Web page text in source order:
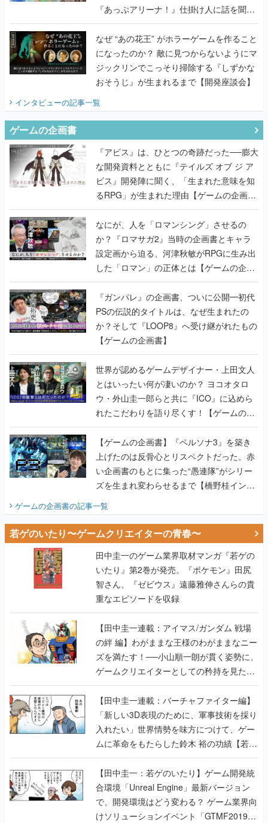
『あっぷアリーナ！』仕掛け人に話を聞い
てみた
なぜ “あの花王” がホラーゲームを作ること
になったのか？ 敵に見つからないようにマ
ジックリンでこっそり掃除する『しずかな
おそうじ』が生まれるまで【開発座談会】
インタビューの記事一覧
ゲームの企画書
『アビス』は、ひとつの奇跡だった──膨大
な開発資料とともに『テイルズ オブ ジ ア
ビス』開発陣に聞く、「生まれた意味を知
るRPG」が生まれた理由【ゲームの企画
書】
なにが、人を「ロマンシング」させるの
か？『ロマサガ2』当時の企画書とキャラ
設定画から迫る、河津秋敏がRPGに生み出
した「ロマン」の正体とは【ゲームの企画
書】
『ガンパレ』の企画書、ついに公開━初代
PSの伝説的タイトルは、なぜ生まれたの
か？そして『LOOP8』へ受け継がれたもの
【ゲームの企画書】
世界が認めるゲームデザイナー・上田文人
とはいったい何が凄いのか？ ヨコオタロ
ウ・外山圭一郎らと共に『ICO』に込めら
れたこだわりを語り尽くす！【ゲームの企
画書】
【ゲームの企画書】『ペルソナ3』を築き
上げたのは反骨心とリスペクトだった。赤
い企画書のもとに集った“愚連隊”がシリー
ズを生まれ変わらせるまで【橋野桂インタ
ビュー】
ゲームの企画書の記事一覧
若ゲのいたり〜ゲームクリエイターの青春〜
田中圭一のゲーム業界取材マンガ『若ゲの
いたり』第2巻が発売。『ポケモン』田尻
智さん、『ゼビウス』遠藤雅伸さんらの貴
重なエピソードを収録
【田中圭一連載：アイマス/ガンダム 戦場
の絆 編】わがままな王様のわがままなニー
ズを満たす！──小山順一朗が貫く姿勢に、
ゲームクリエイターとしての矜持を見た
【若ゲのいたり最終回】
【田中圭一連載：バーチャファイター編】
「新しい3D表現のために、軍事技術を採り
入れたい」世界情勢を味方につけて、ゲー
ムに革命をもたらした鈴木 裕の功績【若ゲ
のいたり】
【田中圭一：若ゲのいたり】ゲーム開発統
合環境「Unreal Engine」最新バージョン
で、開発環境はどう変わる？ ゲーム業界向
けソリューションイベント「GTMF2019」